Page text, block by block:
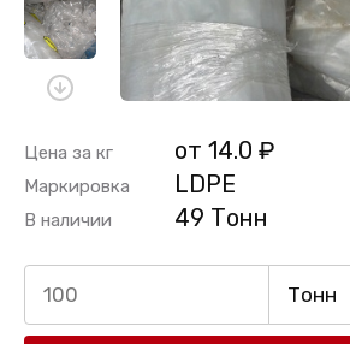
Цена за кг от 14.0 ₽
Маркировка LDPE
В наличии 49 Тонн
Тонн